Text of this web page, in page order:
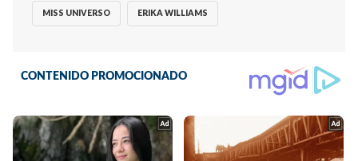
MISS UNIVERSO ERIKA WILLIAMS